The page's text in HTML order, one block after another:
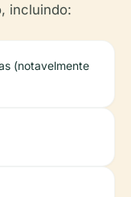
incluindo:
(notavelmente